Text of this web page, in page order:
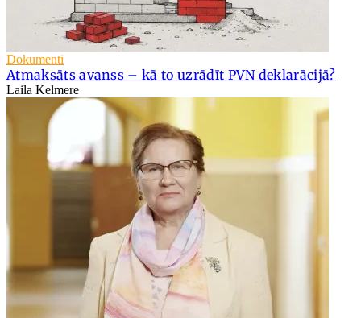
Dokumenti
Atmaksāts avanss – kā to uzrādīt PVN deklarācijā?
Laila Kelmere